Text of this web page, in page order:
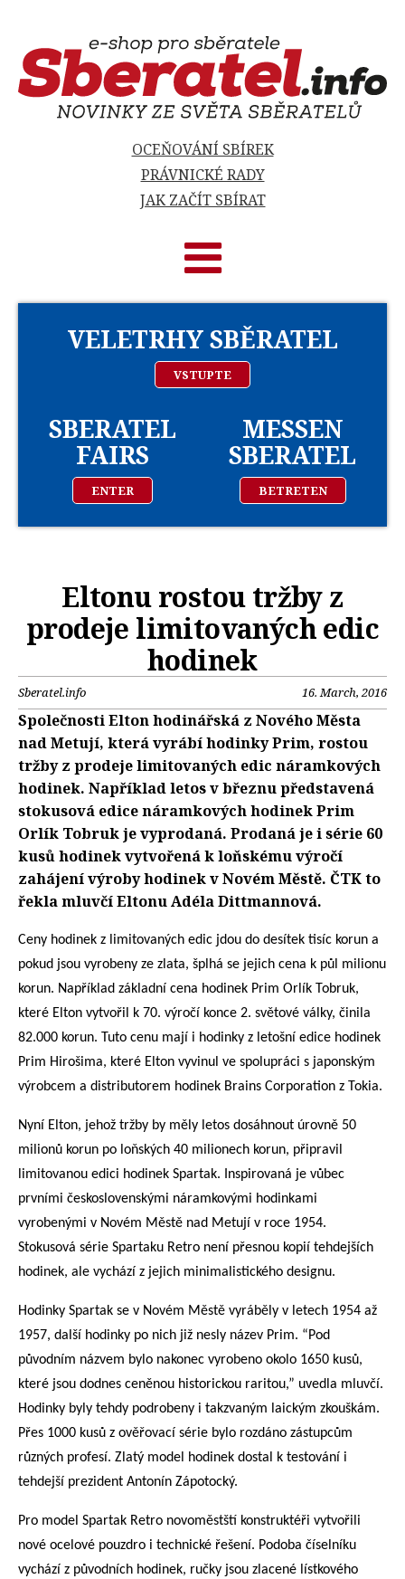
OCEŇOVÁNÍ SBÍREK
PRÁVNICKÉ RADY
JAK ZAČÍT SBÍRAT
VELETRHY SBĚRATEL
VSTUPTE
SBERATEL
FAIRS
ENTER
MESSEN
SBERATEL
BETRETEN
Eltonu rostou tržby z
prodeje limitovaných edic
hodinek
Sberatel.info 16. March, 2016
Společnosti Elton hodinářská z Nového Města
nad Metují, která vyrábí hodinky Prim, rostou
tržby z prodeje limitovaných edic náramkových
hodinek. Například letos v březnu představená
stokusová edice náramkových hodinek Prim
Orlík Tobruk je vyprodaná. Prodaná je i série 60
kusů hodinek vytvořená k loňskému výročí
zahájení výroby hodinek v Novém Městě. ČTK to
řekla mluvčí Eltonu Adéla Dittmannová.
Ceny hodinek z limitovaných edic jdou do desítek tisíc korun a
pokud jsou vyrobeny ze zlata, šplhá se jejich cena k půl milionu
korun. Například základní cena hodinek Prim Orlík Tobruk,
které Elton vytvořil k 70. výročí konce 2. světové války, činila
82.000 korun. Tuto cenu mají i hodinky z letošní edice hodinek
Prim Hirošima, které Elton vyvinul ve spolupráci s japonským
výrobcem a distributorem hodinek Brains Corporation z Tokia.
Nyní Elton, jehož tržby by měly letos dosáhnout úrovně 50
milionů korun po loňských 40 milionech korun, připravil
limitovanou edici hodinek Spartak. Inspirovaná je vůbec
prvními československými náramkovými hodinkami
vyrobenými v Novém Městě nad Metují v roce 1954.
Stokusová série Spartaku Retro není přesnou kopií tehdejších
hodinek, ale vychází z jejich minimalistického designu.
Hodinky Spartak se v Novém Městě vyráběly v letech 1954 až
1957, další hodinky po nich již nesly název Prim. “Pod
původním názvem bylo nakonec vyrobeno okolo 1650 kusů,
které jsou dodnes ceněnou historickou raritou,” uvedla mluvčí.
Hodinky byly tehdy podrobeny i takzvaným laickým zkouškám.
Přes 1000 kusů z ověřovací série bylo rozdáno zástupcům
různých profesí. Zlatý model hodinek dostal k testování i
tehdejší prezident Antonín Zápotocký.
Pro model Spartak Retro novoměstští konstruktéři vytvořili
nové ocelové pouzdro i technické řešení. Podoba číselníku
vychází z původních hodinek, ručky jsou zlacené lístkového